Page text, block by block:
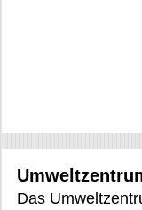
Das